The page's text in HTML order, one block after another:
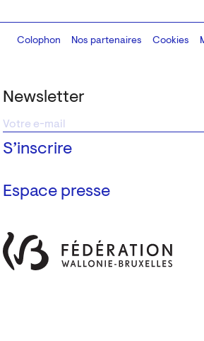
Newsletter
Espace presse
Colophon
Design:Marcel Kaczmarek, code:
Nos partenaires Cookies